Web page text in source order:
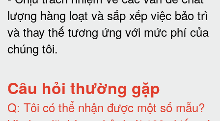
lượng hàng loạt và sắp xếp việc bảo trì
và thay thế tương ứng với mức phí của
chúng tôi.
Câu hỏi thường gặp
Q: Tôi có thể nhận được một số mẫu?